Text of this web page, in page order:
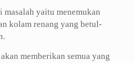
masalah yaitu menemukan
kolam renang yang betul-
memberikan semua yang